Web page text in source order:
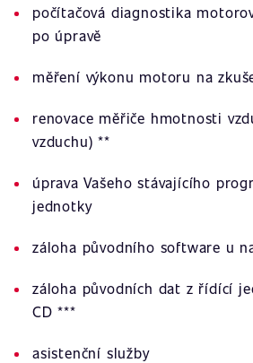
počítačová diagnostika
po úpravě
měření výkonu motoru na
renovace měřiče hmotnosti
vzduchu) **
úprava Vašeho stávajícího
jednotky
záloha původního software u
záloha původních dat z řídící
CD ***
asistenční služby